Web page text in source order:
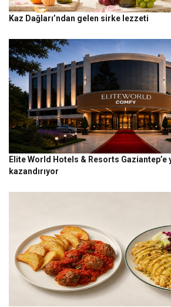
Kaz Dağları’ndan gelen sirke lezzeti
Elite World Hotels & Resorts Gaziantep’e
kazandırıyor